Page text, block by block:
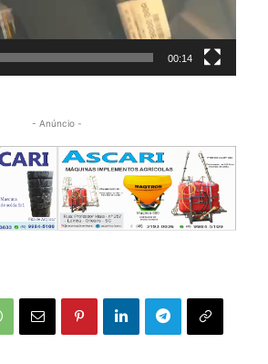
00:14
- Anúncio -